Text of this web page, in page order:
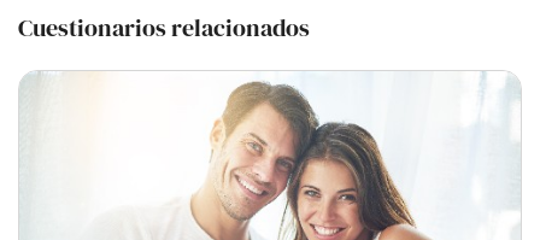
Cuestionarios relacionados